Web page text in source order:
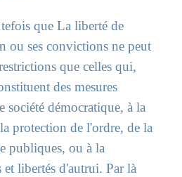
que La liberté de
ou ses convictions ne peut
que celles qui,
des mesures
société démocratique, à la
protection de l'ordre, de la
publiques, ou à la
libertés d'autrui. Par là